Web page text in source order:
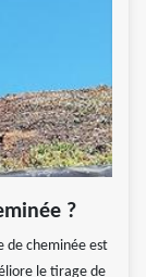
?
de cheminée est
le tirage de